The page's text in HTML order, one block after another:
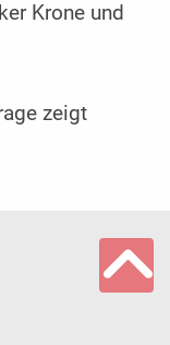
Krone und
zeigt